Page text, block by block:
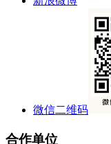
微信二维码
合作单位